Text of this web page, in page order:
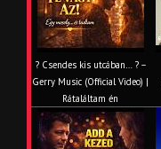
? Csendes kis utcában… ? –
Gerry Music (Official Video) |
Rátaláltam én